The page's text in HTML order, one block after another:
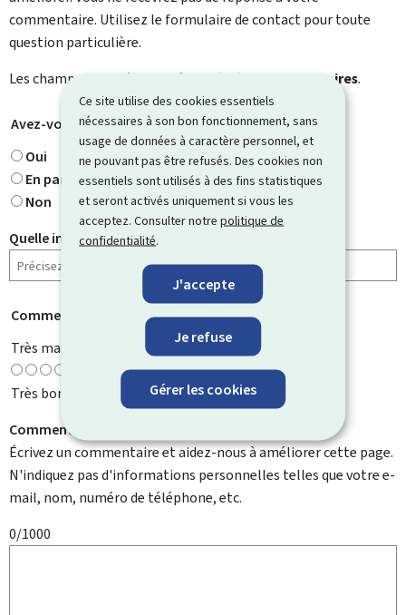
Ce site utilise des cookies essentiels
nécessaires à son bon fonctionnement, sans
usage de données à caractère personnel, et
ne pouvant pas être refusés. Des cookies non
essentiels sont utilisés à des fins statistiques
et seront activés uniquement si vous les
acceptez. Consulter notrepolitique de
confidentialité.
J'accepte
Je refuse
Gérer les cookies
commentaire. Utilisez le formulaire de contact pour toute
question particulière.
Les champs marqués d’une étoile (
) sont obligatoires.
Avez-vous trouvé ce que vous cherchiez ? *
Oui
En partie
Non
Quelle information cherchiez-vous ?
Comment évaluez-vous cette page ? *
Très mauvaise
Très bonne
Comment pouvons-nous l'améliorer ?
Écrivez un commentaire et aidez-nous à améliorer cette page.
N'indiquez pas d'informations personnelles telles que votre e-
mail, nom, numéro de téléphone, etc.
0/1000